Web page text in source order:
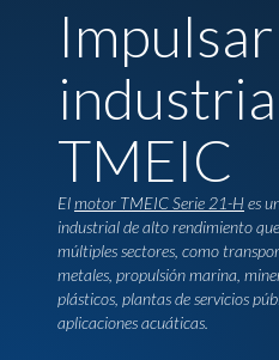
industria
TMEIC
Elmotor TMEIC Serie 21-Hes
industrial de alto rendimiento
múltiples sectores, como
metales, propulsión marina,
plásticos, plantas de servicios
aplicaciones acuáticas.